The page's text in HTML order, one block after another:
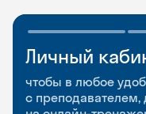
Личный
чтобы в любое
с
Мобильное
приложение
чтобы заниматься
Разговорные
и Talks
Групповые